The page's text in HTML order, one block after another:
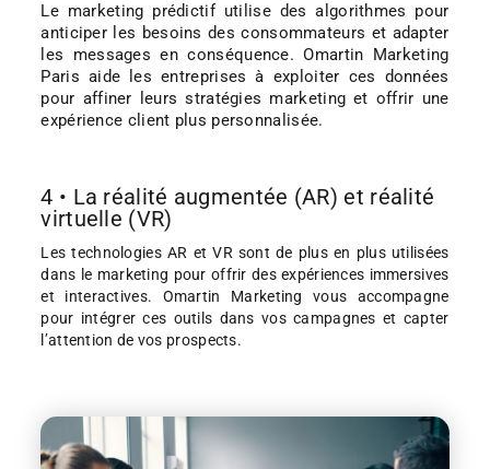
Le marketing prédictif utilise des algorithmes pour
anticiper les besoins des consommateurs et adapter
les messages en conséquence. Omartin Marketing
Paris aide les entreprises à exploiter ces données
pour affiner leurs stratégies marketing et offrir une
expérience client plus personnalisée.
4 • La réalité augmentée (AR) et réalité
virtuelle (VR)
Les technologies AR et VR sont de plus en plus utilisées
dans le marketing pour offrir des expériences immersives
et interactives. Omartin Marketing vous accompagne
pour intégrer ces outils dans vos campagnes et capter
l’attention de vos prospects.